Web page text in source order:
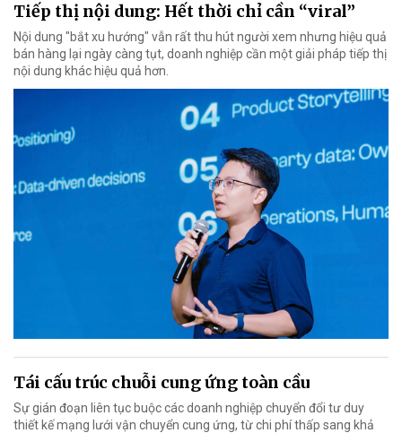
Tiếp thị nội dung: Hết thời chỉ cần “viral”
Nội dung "bắt xu hướng" vẫn rất thu hút người xem nhưng hiệu quả
bán hàng lại ngày càng tụt, doanh nghiệp cần một giải pháp tiếp thị
nội dung khác hiệu quả hơn.
Tái cấu trúc chuỗi cung ứng toàn cầu
Sự gián đoạn liên tục buộc các doanh nghiệp chuyển đổi tư duy
thiết kế mạng lưới vận chuyển cung ứng, từ chi phí thấp sang khả